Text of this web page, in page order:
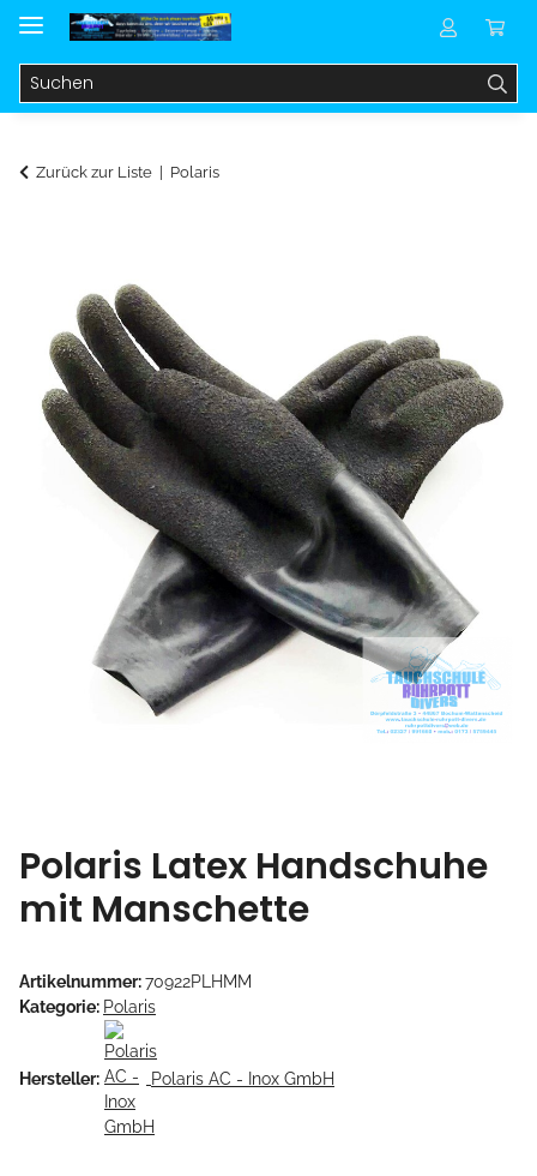
Zurück zur Liste Polaris
Polaris Latex Handschuhe
mit Manschette
Artikelnummer:70922PLHMM
Kategorie: Polaris
Hersteller: Polaris AC - Inox GmbH